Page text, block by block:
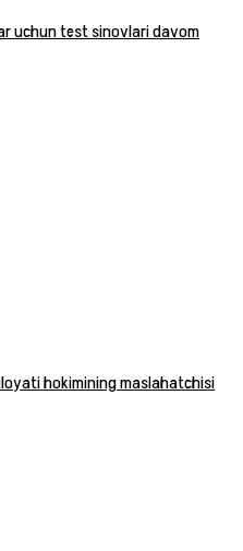
uchun test sinovlari davom
hokimining maslahatchisi